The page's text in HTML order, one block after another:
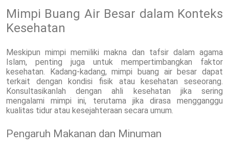
Mimpi Buang Air Besar dalam Konteks
Kesehatan
Meskipun mimpi memiliki makna dan tafsir dalam agama
Islam, penting juga untuk mempertimbangkan faktor
kesehatan. Kadang-kadang, mimpi buang air besar dapat
terkait dengan kondisi fisik atau kesehatan seseorang.
Konsultasikanlah dengan ahli kesehatan jika sering
mengalami mimpi ini, terutama jika dirasa mengganggu
kualitas tidur atau kesejahteraan secara umum.
Pengaruh Makanan dan Minuman